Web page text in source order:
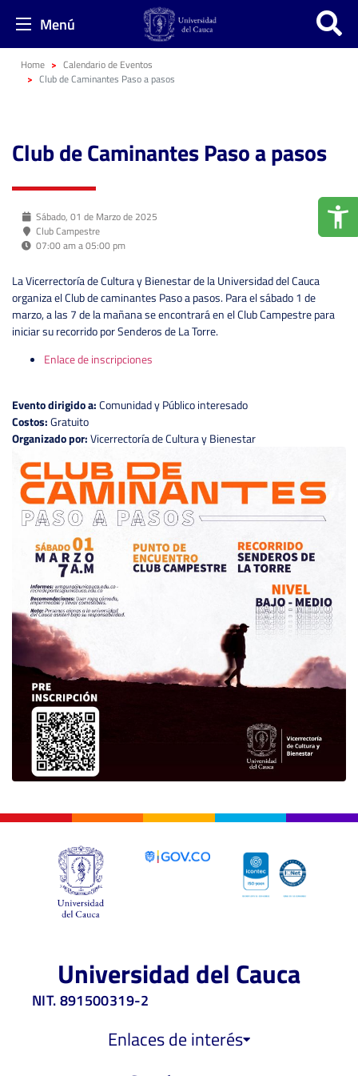
Menú
Home
Calendario de Eventos
Club de Caminantes Paso a pasos
Club de Caminantes Paso a pasos
Sábado, 01 de Marzo de 2025
Club Campestre
07:00 am a 05:00 pm
La Vicerrectoría de Cultura y Bienestar de la Universidad del Cauca
organiza el Club de caminantes Paso a pasos. Para el sábado 1 de
marzo, a las 7 de la mañana se encontrará en el Club Campestre para
iniciar su recorrido por Senderos de La Torre.
Enlace de inscripciones
Evento dirigido a:Comunidad y Público interesado
Costos:Gratuito
Organizado por:Vicerrectoría de Cultura y Bienestar
Universidad del Cauca
NIT. 891500319-2
Enlaces de interés